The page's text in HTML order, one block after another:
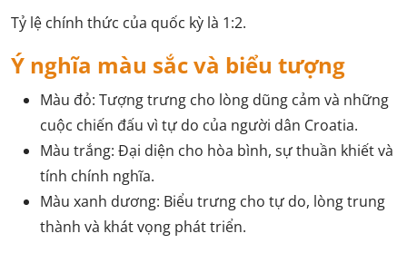
Tỷ lệ chính thức của quốc kỳ là 1:2.
Ý nghĩa màu sắc và biểu tượng
Màu đỏ: Tượng trưng cho lòng dũng cảm và những
cuộc chiến đấu vì tự do của người dân Croatia.
Màu trắng: Đại diện cho hòa bình, sự thuần khiết và
tính chính nghĩa.
Màu xanh dương: Biểu trưng cho tự do, lòng trung
thành và khát vọng phát triển.